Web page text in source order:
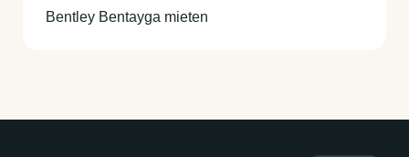
Bentley Bentayga mieten